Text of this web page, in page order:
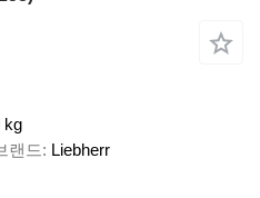
kg
랜드
Liebherr